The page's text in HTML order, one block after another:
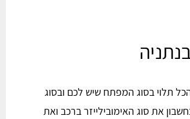
תלוי בסוג המפתח שיש לכם ובסוג
את סוג האימובילייזר ברכב ואת